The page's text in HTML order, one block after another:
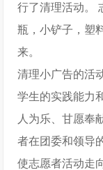
行了清理活动。
瓶，小铲子，塑
来。
清理小广告的活
学生的实践能力
人为乐、甘愿奉
者在团委和领导
使志愿者活动走